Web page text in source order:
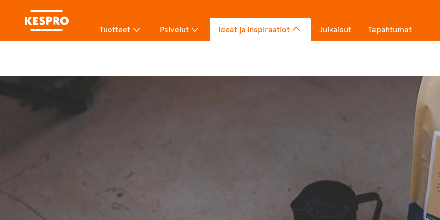
Tuotteet Palvelut Ideat ja inspiraatiot Julkaisut Tapahtumat